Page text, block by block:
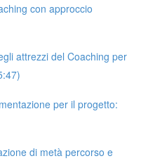
con approccio
attrezzi del Coaching per
per il progetto:
di metà percorso e